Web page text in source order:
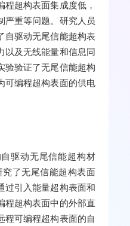
程超构表面集成度低，
严重等问题。研究人员
自驱动无尾信能超构表
以及无线能量和信息同
验验证了无尾信能超构
可编程超构表面的供电
驱动无尾信能超构材
了无尾信能超构表面
过引入能量超构表面和
程超构表面中的外部直
程可编程超构表面的自